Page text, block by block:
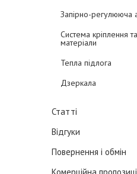
Запірно-регулююча
Система кріплення
матеріали
Тепла підлога
Дзеркала
Статті
Відгуки
Повернення і обмін